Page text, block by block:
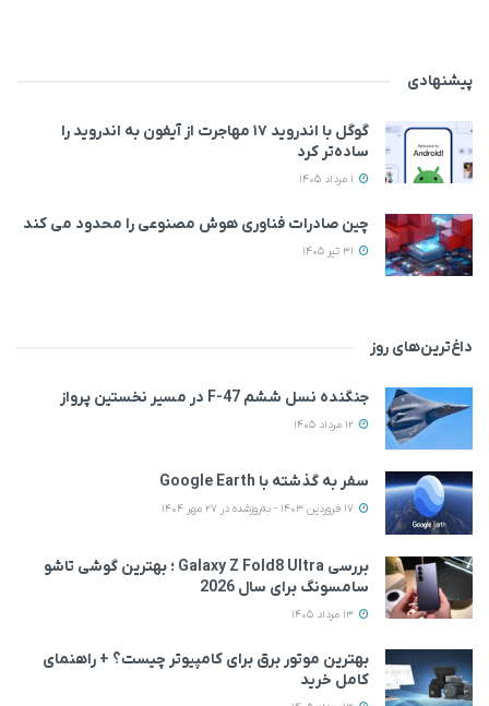
پیشنهادی
گوگل با اندروید ۱۷ مهاجرت از آیفون به اندروید را
ساده‌تر کرد
چین صادرات فناوری هوش مصنوعی را محدود می کند
داغ‌ترین‌های روز
جنگنده نسل ششم F-47 در مسیر نخستین پرواز
سفر به گذشته با Google Earth
بررسی Galaxy Z Fold8 Ultra ؛ بهترین گوشی تاشو
سامسونگ برای سال 2026
بهترین موتور برق برای کامپیوتر چیست؟ + راهنمای
کامل خرید